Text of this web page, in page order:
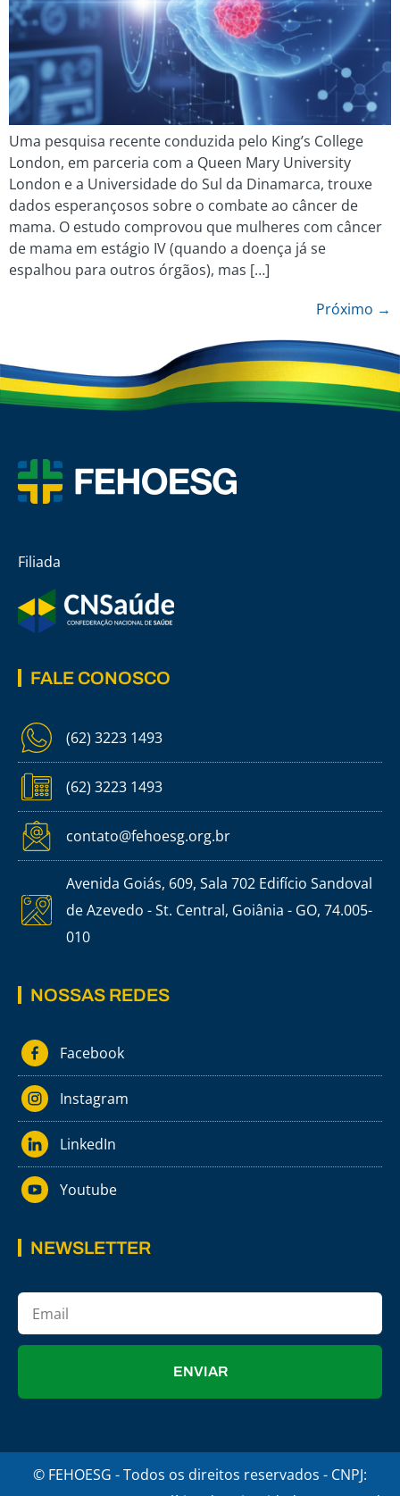
Uma pesquisa recente conduzida pelo King’s College
London, em parceria com a Queen Mary University
London e a Universidade do Sul da Dinamarca, trouxe
dados esperançosos sobre o combate ao câncer de
mama. O estudo comprovou que mulheres com câncer
de mama em estágio IV (quando a doença já se
espalhou para outros órgãos), mas […]
Próximo →
Filiada
FALE CONOSCO
(62) 3223 1493
(62) 3223 1493
contato@fehoesg.org.br
Avenida Goiás, 609, Sala 702 Edifício Sandoval
de Azevedo - St. Central, Goiânia - GO, 74.005-
010
NOSSAS REDES
Facebook
Instagram
LinkedIn
Youtube
NEWSLETTER
ENVIAR
© FEHOESG - Todos os direitos reservados - CNPJ: